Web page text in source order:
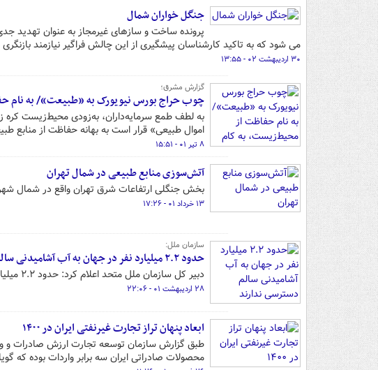
جنگل خواران شمال
پرونده ساخت و سازهای غیرمجاز به عنوان تهدید
می شود که به تاکید کارشناسان پیشگیری از این چالش فراگیر نیازمند
۳۰ اردیبهشت ۰۲ - ۱۳:۵۵
گزارش مشرق؛
چوب حراج بورس نیویورک به «طبیعت»/ به نام
به لطف طمع سرمایه‌داران، به‌زودی محیط‌زیست
اموال طبیعی» قرار است به بهانه حفاظت از منابع
۸ تیر ۰۱ - ۱۵:۵۱
آتش‌سوزی منابع طبیعی در شمال تهران
بخش جنگلی ارتفاعات شرق تهران واقع در شمال
۱۳ خرداد ۰۱ - ۱۷:۲۶
سازمان ملل:
حدود ۲.۲ میلیارد نفر در جهان به آب آشامیدنی سالم دسترسی ندارند
دبیر کل سازمان ملل متحد اعلام کرد: حدود ۲.۲ میلیارد نفر در جهان به آب آشامیدنی سالم دسترسی ندارند.
۲۸ اردیبهشت ۰۱ - ۲۲:۰۶
ابعاد پنهان تراز تجارت غیرنفتی ایران در ۱۴۰۰
محصولات صادراتی ایران سه برابر واردات بوده